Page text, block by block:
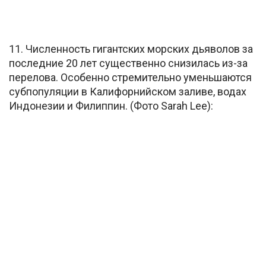
11. Численность гигантских морских дьяволов за
последние 20 лет существенно снизилась из-за
перелова. Особенно стремительно уменьшаются
субпопуляции в Калифорнийском заливе, водах
Индонезии и Филиппин. (Фото Sarah Lee):